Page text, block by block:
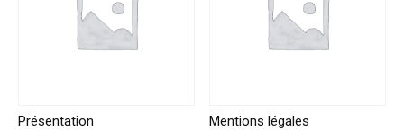
Présentation Mentions légales